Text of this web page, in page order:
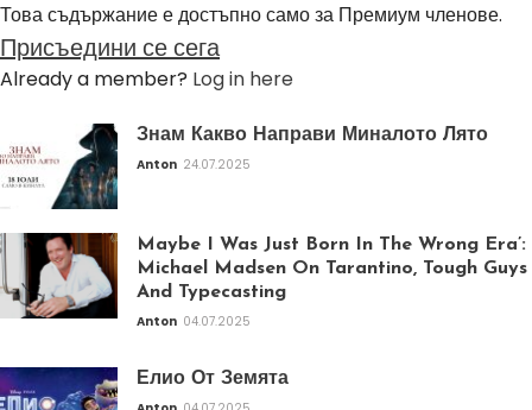
Това съдържание е достъпно само за Премиум членове.
Присъедини се сега
Already a member? Log in here
Знам Какво Направи Миналото Лято
Anton 24.07.2025
Maybe I Was Just Born In The Wrong Era’:
Michael Madsen On Tarantino, Tough Guys
And Typecasting
Anton 04.07.2025
Елио От Земята